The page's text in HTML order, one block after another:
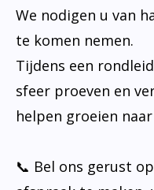
We nodigen u van
te komen nemen.
Tijdens een
sfeer proeven en
helpen groeien
📞 Bel ons gerust